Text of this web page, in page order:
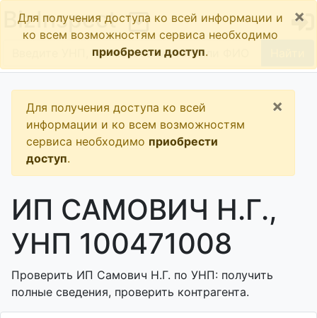
BizInspect
Для получения доступа ко всей информации и
ко всем возможностям сервиса необходимо
приобрести доступ.
×
Для получения доступа ко всей
информации и ко всем возможностям
сервиса необходимо приобрести
доступ.
×
ИП САМОВИЧ Н.Г.,
УНП 100471008
Проверить ИП Самович Н.Г. по УНП: получить
полные сведения, проверить контрагента.